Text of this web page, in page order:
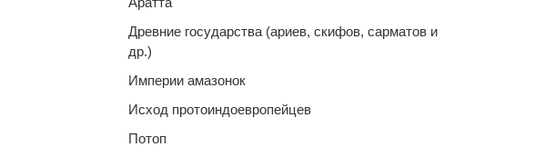
Древние государства (ариев, скифов, сарматов и
др.)
Империи амазонок
Исход протоиндоевропейцев
Потоп